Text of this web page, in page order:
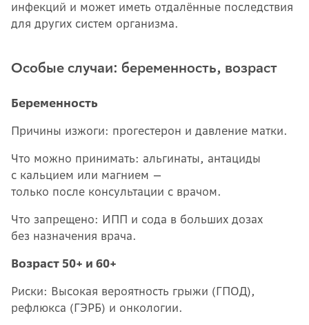
инфекций и может иметь отдалённые последствия
для других систем организма.
Особые случаи: беременность, возраст
Беременность
Причины изжоги: прогестерон и давление матки.
Что можно принимать: альгинаты, антациды
с кальцием или магнием —
только после консультации с врачом.
Что запрещено: ИПП и сода в больших дозах
без назначения врача.
Возраст 50+ и 60+
Риски: Высокая вероятность грыжи (ГПОД),
рефлюкса (ГЭРБ) и онкологии.